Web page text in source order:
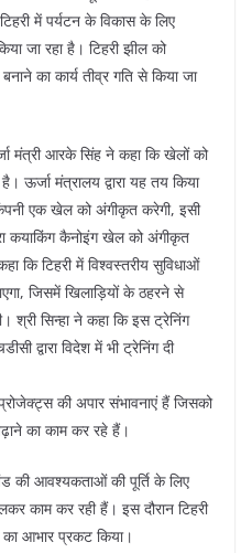
में पर्यटन के विकास के लिए
जा रहा है। टिहरी झील को
का कार्य तीव्र गति से किया जा
मंत्री आरके सिंह ने कहा कि खेलों को
ऊर्जा मंत्रालय द्वारा यह तय किया
एक खेल को अंगीकृत करेगी, इसी
कयाकिंग कैनोइंग खेल को अंगीकृत
कि टिहरी में विश्वस्तरीय सुविधाओं
जिसमें खिलाड़ियों के ठहरने से
श्री सिन्हा ने कहा कि इस ट्रेनिंग
द्वारा विदेश में भी ट्रेनिंग दी
की अपार संभावनाएं हैं जिसको
का काम कर रहे हैं।
की आवश्यकताओं की पूर्ति के लिए
काम कर रही हैं। इस दौरान टिहरी
का आभार प्रकट किया।